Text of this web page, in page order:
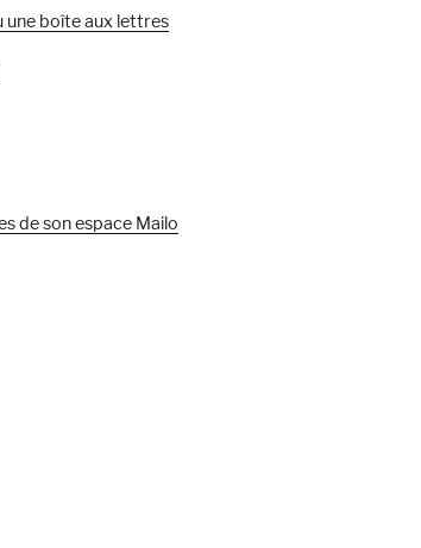
une boîte aux lettres
de son espace Mailo